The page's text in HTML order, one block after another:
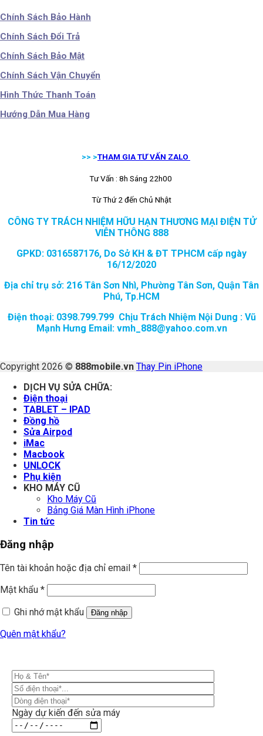
Chính Sách Bảo Hành
Chính Sách Đổi Trả
Chính Sách Bảo Mật
Chính Sách Vận Chuyển
Hình Thức Thanh Toán
Hướng Dẫn Mua Hàng
>> >THAM GIA TƯ VẤN ZALO
Tư Vấn : 8h Sáng 22h00
Từ Thứ 2 đến Chủ Nhật
CÔNG TY TRÁCH NHIỆM HỮU HẠN THƯƠNG MẠI ĐIỆN TỬ
VIỄN THÔNG 888
GPKD: 0316587176, Do Sở KH & ĐT TPHCM cấp ngày
16/12/2020
Địa chỉ trụ sở: 216 Tân Sơn Nhì, Phường Tân Sơn, Quận Tân
Phú, Tp.HCM
Điện thoại: 0398.799.799 Chịu Trách Nhiệm Nội Dung : Vũ
Mạnh Hưng Email: vmh_888@yahoo.com.vn
Copyright 2026 © 888mobile.vn Thay Pin iPhone
DỊCH VỤ SỬA CHỮA:
Điện thoại
TABLET – IPAD
Đồng hồ
Sửa Airpod
iMac
Macbook
UNLOCK
Phụ kiện
KHO MÁY CŨ
Kho Máy Cũ
Bảng Giá Màn Hình iPhone
Tin tức
Đăng nhập
Tên tài khoản hoặc địa chỉ email *
Mật khẩu *
Ghi nhớ mật khẩu
Đăng nhập
Quên mật khẩu?
Ngày dự kiến đến sửa máy